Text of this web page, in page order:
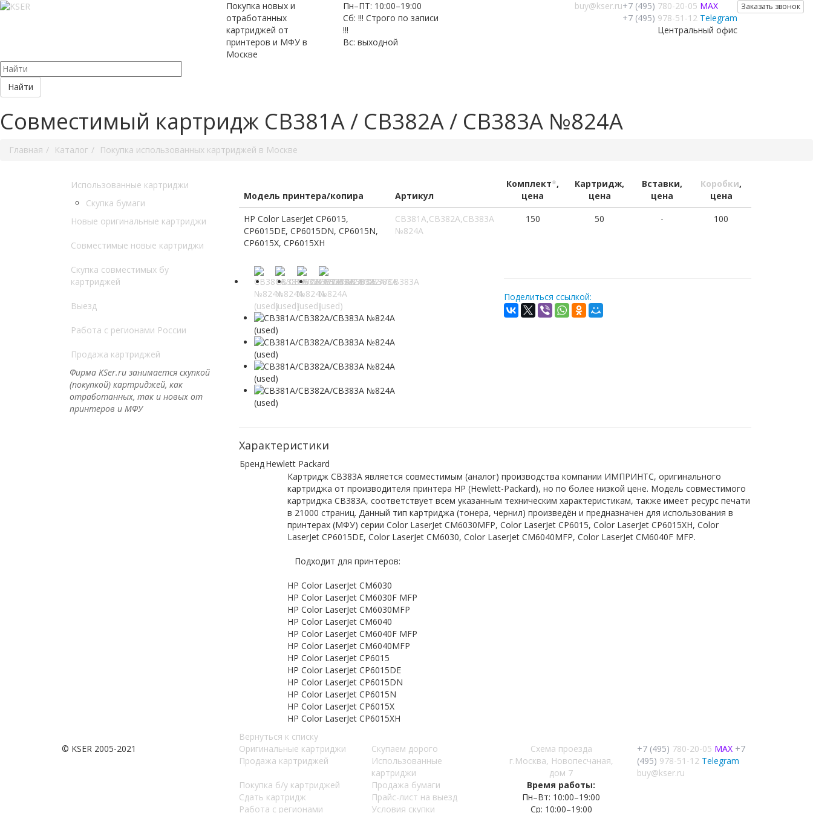
Покупка новых и
отработанных
картриджей от
принтеров и МФУ в
Москве
Пн–ПТ: 10:00–19:00
Сб: !!! Строго по записи
!!!
Вс: выходной
Заказать звонок
+7 (495) 780-20-05 MAX
+7 (495) 978-51-12 Telegram
Центральный офис
buy@kser.ru
Найти
Совместимый картридж CB381A / CB382A / CB383A №824A
Главная Каталог Покупка использованных картриджей в Москве
Использованные картриджи
Скупка бумаги
Новые оригинальные картриджи
Совместимые новые картриджи
Скупка совместимых бу
картриджей
Выезд
Работа с регионами России
Продажа картриджей
Фирма KSer.ru занимается скупкой
(покупкой) картриджей, как
отработанных, так и новых от
принтеров и МФУ
Модель принтера/копира Артикул
Комплект*,
цена
Картридж,
цена
Вставки,
цена
Коробки,
цена
HP Color LaserJet CP6015,
CP6015DE, CP6015DN, CP6015N,
CP6015X, CP6015XH
CB381A,CB382A,CB383A
№824A
150 50 - 100
Поделиться ссылкой:
Характеристики
БрендHewlett Packard
Картридж CB383A является совместимым (аналог) производства компании ИМПРИНТС, оригинального
картриджа от производителя принтера HP (Hewlett-Packard), но по более низкой цене. Модель совместимого
картриджа CB383A, соответствует всем указанным техническим характеристикам, также имеет ресурс печати
в 21000 страниц. Данный тип картриджа (тонера, чернил) произведён и предназначен для использования в
принтерах (МФУ) серии Color LaserJet CM6030MFP, Color LaserJet CP6015, Color LaserJet CP6015XH, Color
LaserJet CP6015DE, Color LaserJet CM6030, Color LaserJet CM6040MFP, Color LaserJet CM6040F MFP.
Подходит для принтеров:
HP Color LaserJet CM6030
HP Color LaserJet CM6030F MFP
HP Color LaserJet CM6030MFP
HP Color LaserJet CM6040
HP Color LaserJet CM6040F MFP
HP Color LaserJet CM6040MFP
HP Color LaserJet CP6015
HP Color LaserJet CP6015DE
HP Color LaserJet CP6015DN
HP Color LaserJet CP6015N
HP Color LaserJet CP6015X
HP Color LaserJet CP6015XH
Вернуться к списку
© KSER 2005-2021
Оригинальные картриджи
Скупаем дорого
Продажа картриджей
Использованные
картриджи
Покупка б/у картриджей
Продажа бумаги
Сдать картридж
Прайс-лист на выезд
Работа с регионами
Условия скупки
Схема проезда
г.Москва, Новопесчаная,
дом 7
Время работы:
Пн–Вт: 10:00–19:00
Ср: 10:00–19:00
+7 (495) 780-20-05 MAX +7
(495) 978-51-12 Telegram
buy@kser.ru